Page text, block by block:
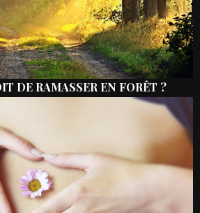
DE RAMASSER EN FORÊT ?